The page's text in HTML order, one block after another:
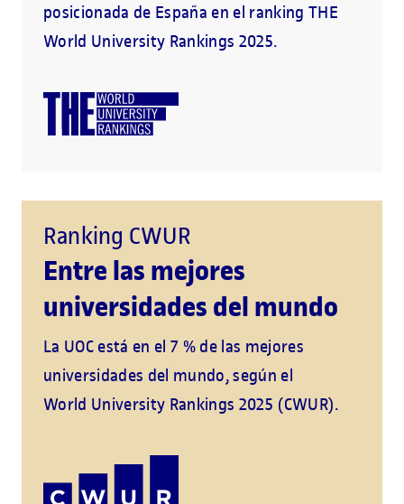
posicionada de España en el ranking THE
World University Rankings 2025.
Ranking CWUR
Entre las mejores
universidades del mundo
La UOC está en el 7 % de las mejores
universidades del mundo, según el
World University Rankings 2025 (CWUR).